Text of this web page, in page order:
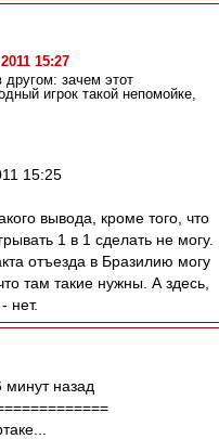
15:27
другом: зачем этот
игрок такой непомойке,
15:25
вывода, кроме того, что
1 в 1 сделать не могу.
отъезда в Бразилию могу
там такие нужны. А здесь,
нет.
назад